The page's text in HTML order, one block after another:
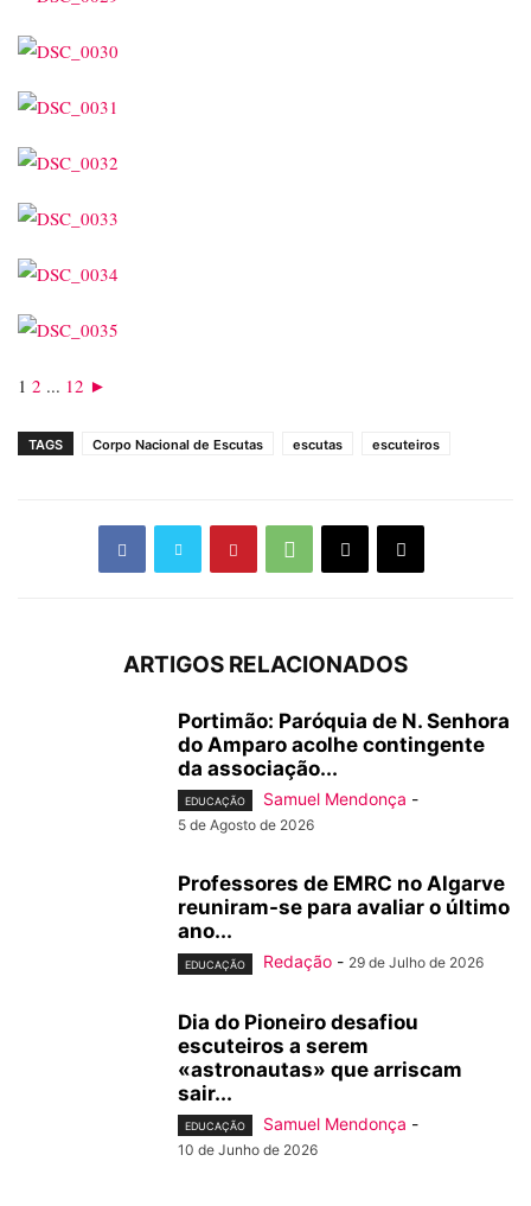
1 2 ... 12 ►
TAGS Corpo Nacional de Escutas escutas escuteiros
ARTIGOS RELACIONADOS
Portimão: Paróquia de N. Senhora
do Amparo acolhe contingente
da associação...
EDUCAÇÃO Samuel Mendonça -
5 de Agosto de 2026
Professores de EMRC no Algarve
reuniram-se para avaliar o último
ano...
EDUCAÇÃO Redação - 29 de Julho de 2026
Dia do Pioneiro desafiou
escuteiros a serem
«astronautas» que arriscam
sair...
EDUCAÇÃO Samuel Mendonça -
10 de Junho de 2026